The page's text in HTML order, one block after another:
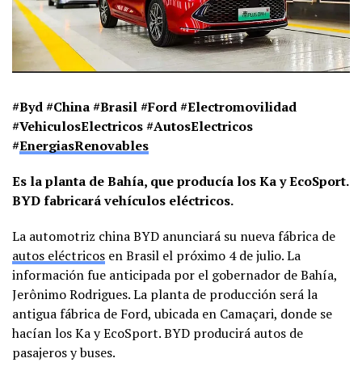
#Byd #China #Brasil #Ford #Electromovilidad
#VehiculosElectricos #AutosElectricos
#EnergiasRenovables
Es la planta de Bahía, que producía los Ka y EcoSport.
BYD fabricará vehículos eléctricos.
La automotriz china BYD anunciará su nueva fábrica de
autos eléctricos en Brasil el próximo 4 de julio. La
información fue anticipada por el gobernador de Bahía,
Jerônimo Rodrigues. La planta de producción será la
antigua fábrica de Ford, ubicada en Camaçari, donde se
hacían los Ka y EcoSport. BYD producirá autos de
pasajeros y buses.